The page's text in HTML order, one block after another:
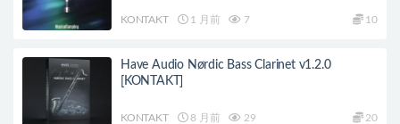
KONTAKT 1 月前 7 10
Have Audio Nørdic Bass Clarinet v1.2.0
[KONTAKT]
KONTAKT 8 月前 29 20